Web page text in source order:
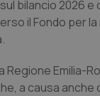
bilancio 2026
il Fondo per la
Regione Emilia-
a causa anche